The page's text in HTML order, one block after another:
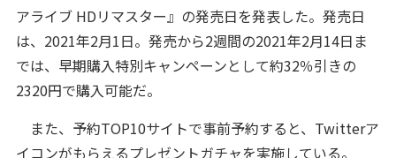
アライブ HDリマスター』の発売日を発表した。発売日
は、2021年2月1日。発売から2週間の2021年2月14日ま
では、早期購入特別キャンペーンとして約32％引きの
2320円で購入可能だ。
また、予約TOP10サイトで事前予約すると、Twitterア
イコンがもらえるプレゼントガチャを実施している。